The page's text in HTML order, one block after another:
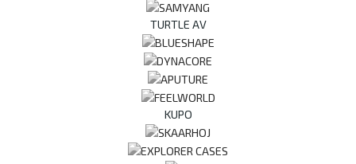
TURTLE AV
KUPO